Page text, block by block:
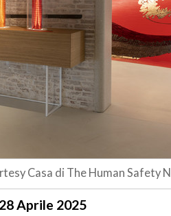
Casa di The Human Safety
Aprile 2025